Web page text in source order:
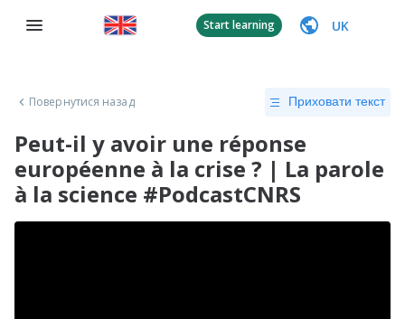
Start learning UK
Повернутися назад Приховати текст
Peut-il y avoir une réponse
européenne à la crise ? | La parole
à la science #PodcastCNRS